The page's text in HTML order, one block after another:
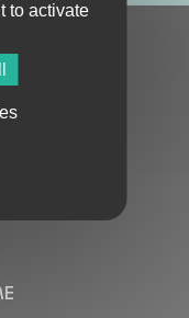
to activate